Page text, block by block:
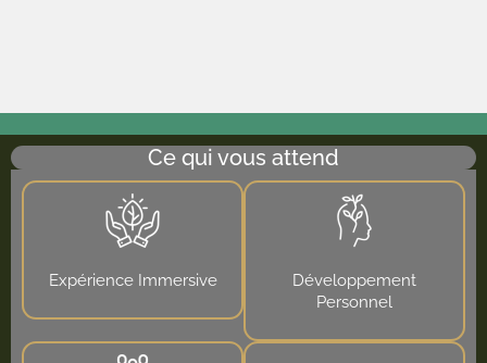
Ce qui vous attend
Expérience Immersive
Développement
Personnel